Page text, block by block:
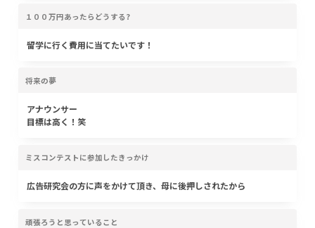
１００万円あったらどうする?
留学に行く費用に当てたいです！
将来の夢
アナウンサー
目標は高く！笑
ミスコンテストに参加したきっかけ
広告研究会の方に声をかけて頂き、母に後押しされたから
頑張ろうと思っていること